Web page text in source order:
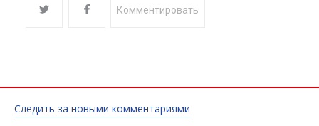
Комментировать
Следить за новыми комментариями